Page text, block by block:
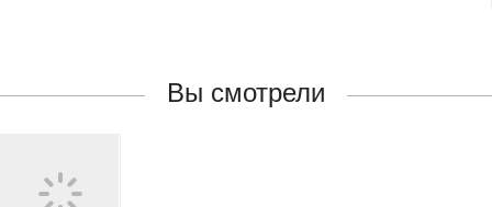
Вы смотрели